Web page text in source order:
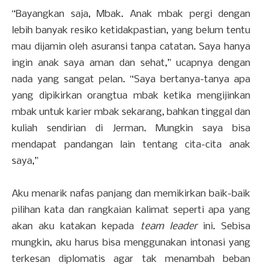
“Bayangkan saja, Mbak. Anak mbak pergi dengan
lebih banyak resiko ketidakpastian, yang belum tentu
mau dijamin oleh asuransi tanpa catatan. Saya hanya
ingin anak saya aman dan sehat,” ucapnya dengan
nada yang sangat pelan. “Saya bertanya-tanya apa
yang dipikirkan orangtua mbak ketika mengijinkan
mbak untuk karier mbak sekarang, bahkan tinggal dan
kuliah sendirian di Jerman. Mungkin saya bisa
mendapat pandangan lain tentang cita-cita anak
saya,”
Aku menarik nafas panjang dan memikirkan baik-baik
pilihan kata dan rangkaian kalimat seperti apa yang
akan aku katakan kepada
team leader ini. Sebisa
mungkin, aku harus bisa menggunakan intonasi yang
terkesan diplomatis agar tak menambah beban